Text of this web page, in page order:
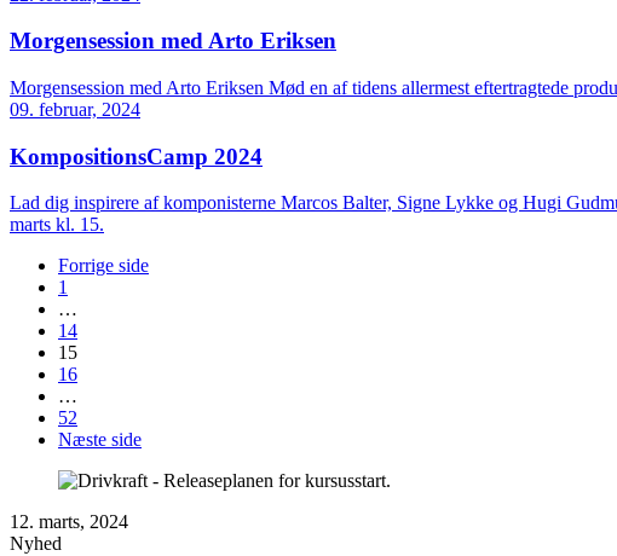
Morgensession med Arto Eriksen
Morgensession med Arto Eriksen Mød en af tidens allermest eftertragtede
09. februar, 2024
KompositionsCamp 2024
Lad dig inspirere af komponisterne Marcos Balter, Signe Lykke og Hugi
marts kl. 15.
Forrige side
1
…
14
15
16
…
52
Næste side
12. marts, 2024
Nyhed